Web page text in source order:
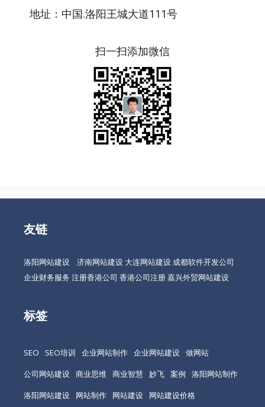
地址：中国.洛阳王城大道111号
扫一扫添加微信
友链
洛阳网站建设 济南网站建设 大连网站建设 成都软件开发公司
企业财务服务 注册香港公司 香港公司注册嘉兴外贸网站建设
标签
SEO SEO培训 企业网站制作 企业网站建设 做网站
公司网站建设 商业思维 商业智慧 妙飞 案例
洛阳网站制作
洛阳网站建设
网站制作 网站建设
网站建设价格